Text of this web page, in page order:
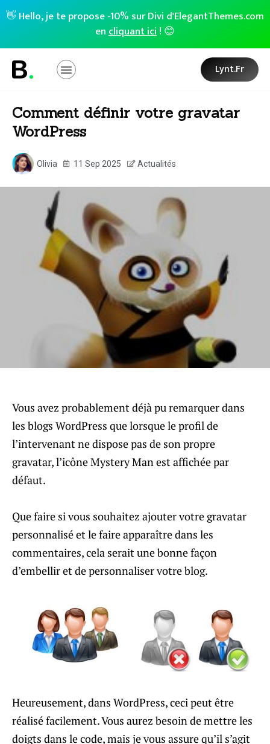
👋 Hello, je te propose -10% sur Divi d'ElegantThemes.com
encliquant ici! 😊
Lynt.fr
Comment définir votre gravatar
WordPress
Olivia 11 Sep 2025 Actualités
Vous avez probablement déjà pu remarquer dans
les blogs WordPress que lorsque le profil de
l’intervenant ne dispose pas de son propre
gravatar, l’icône Mystery Man est affichée par
défaut.
Que faire si vous souhaitez ajouter votre gravatar
personnalisé et le faire apparaître dans les
commentaires, cela serait une bonne façon
d’embellir et de personnaliser votre blog.
Heureusement, dans WordPress, ceci peut être
réalisé facilement. Vous aurez besoin de mettre les
doigts dans le code, mais je vous assure qu’il s’agit